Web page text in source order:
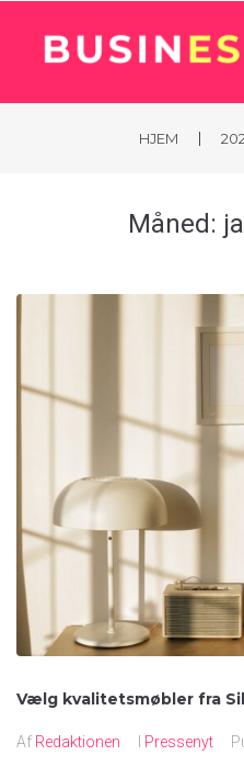
HJEM |
Måned:
Vælg kvalitetsmøbler fra
Af Redaktionen I Pressenyt